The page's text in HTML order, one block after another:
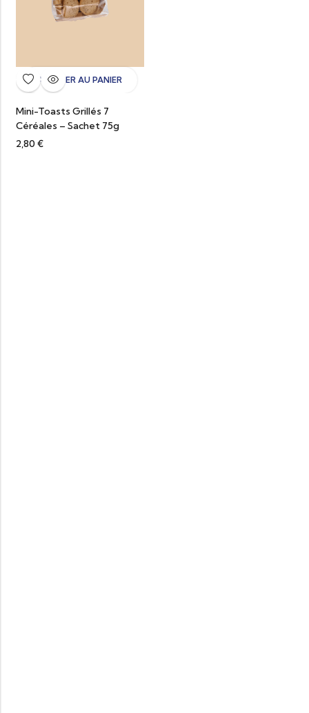
AJOUTER AU PANIER
Mini-Toasts Grillés 7
Céréales – Sachet 75g
2,80 €